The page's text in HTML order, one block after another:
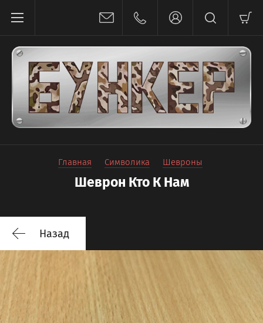
Главная Символика Шевроны
Шеврон Кто К Нам
Назад